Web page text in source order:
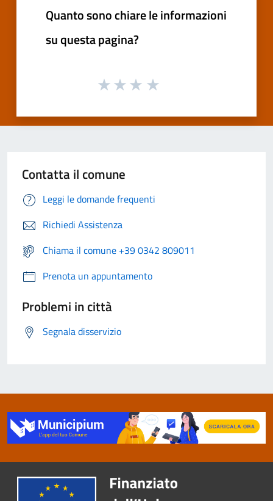
Quanto sono chiare le informazioni
su questa pagina?
Contatta il comune
Leggi le domande frequenti
Richiedi Assistenza
Chiama il comune +39 0342 809011
Prenota un appuntamento
Problemi in città
Segnala disservizio